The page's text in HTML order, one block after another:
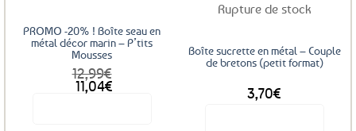
PROMO -20% ! Boîte seau en
métal décor marin – P’tits
Mousses
12,99€
Le
prix
11,04€
Le
prix
Rupture de stock
Boîte sucrette en métal – Couple
de bretons (petit format)
3,70€